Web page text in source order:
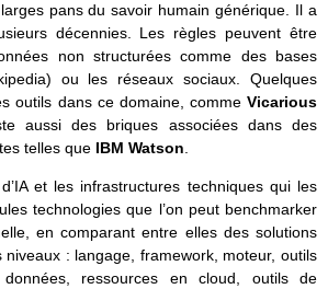
pans du savoir humain générique. Il a
décennies. Les règles peuvent être
non structurées comme des bases
ou les réseaux sociaux. Quelques
outils dans ce domaine, comme Vicarious
aussi des briques associées dans des
telles que IBM Watson
et les infrastructures techniques qui les
technologies que l’on peut benchmarker
en comparant entre elles des solutions
: langage, framework, moteur, outils
ressources en cloud, outils de